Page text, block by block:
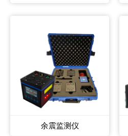
余震监测仪